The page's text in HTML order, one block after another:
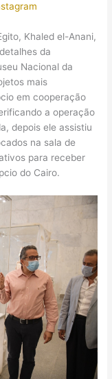
Khaled el-Anani,
da
Nacional da
mais
em cooperação
a operação
depois ele assistiu
na sala de
para receber
do Cairo.